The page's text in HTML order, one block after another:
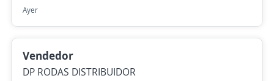
Ayer
Vendedor
DP RODAS DISTRIBUIDOR